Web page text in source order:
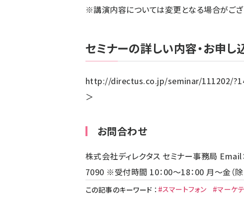
※講演内容については変更となる場合がござ
セミナーの詳しい内容・お申し
http://directus.co.jp/seminar/111202/
＞
お問合わせ
株式会社ディレクタス セミナー事務局 Email
7090 ※受付時間 10：00～18：00 月～金（除
この記事のキーワード ： #スマートフォン #マーケ